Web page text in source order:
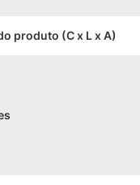
produto (C x L x A)